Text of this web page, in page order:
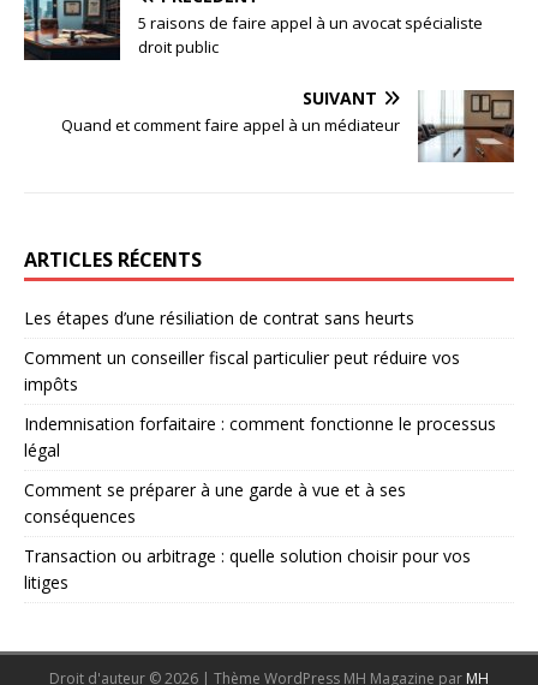
5 raisons de faire appel à un avocat spécialiste
droit public
SUIVANT
Quand et comment faire appel à un médiateur
ARTICLES RÉCENTS
Les étapes d’une résiliation de contrat sans heurts
Comment un conseiller fiscal particulier peut réduire vos
impôts
Indemnisation forfaitaire : comment fonctionne le processus
légal
Comment se préparer à une garde à vue et à ses
conséquences
Transaction ou arbitrage : quelle solution choisir pour vos
litiges
Droit d'auteur © 2026 | Thème WordPress MH Magazine par MH